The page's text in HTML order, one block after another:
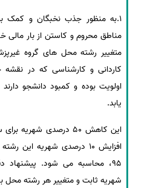
1.به منظور جذب نخبگان و کمک
مناطق محروم و کاستن از بار مالی
متغییر رشته محل های گروه
کاردانی و کارشناسی که در
یابد.
افزایش 10 درصدی شهریه
95، محاسبه می شود. پیشنهاد
شهریه ثابت و متغییر هر رشته محل